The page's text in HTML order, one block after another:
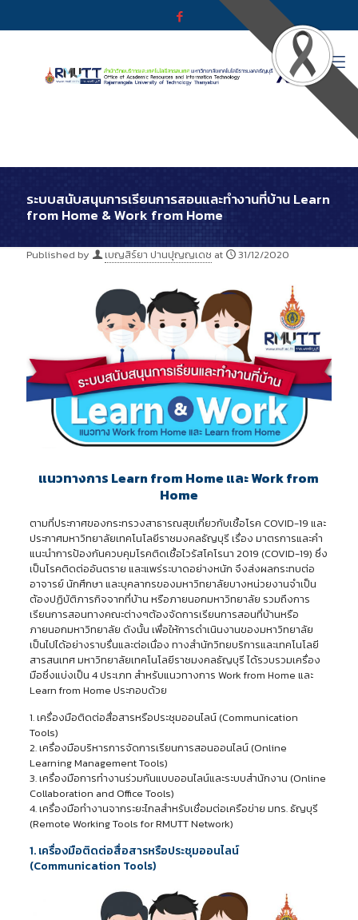
ระบบสนับสนุนการเรียนการสอนและทำงานที่บ้าน Learn
from Home & Work from Home
Published by เบญสิร์ยา ปานปุญญเดช at 31/12/2020
แนวทางการ Learn from Home และ Work from
Home
ตามที่ประกาศของกระทรวงสาธารณสุขเกี่ยวกับเชื้อโรค COVID-19 และ
ประกาศมหาวิทยาลัยเทคโนโลยีราชมงคลธัญบุรี เรื่อง มาตรการและคำ
แนะนำการป้องกันควบคุมโรคติดเชื้อไวรัสโคโรนา 2019 (COVID-19) ซึ่ง
เป็นโรคติดต่ออันตราย และแพร่ระบาดอย่างหนัก จึงส่งผลกระทบต่อ
อาจารย์ นักศึกษา และบุคลากรของมหาวิทยาลัยบางหน่วยงานจำเป็น
ต้องปฏิบัติภารกิจจากที่บ้าน หรือภายนอกมหาวิทยาลัย รวมถึงการ
เรียนการสอนทางคณะต่างๆต้องจัดการเรียนการสอนที่บ้านหรือ
ภายนอกมหาวิทยาลัย ดังนั้น เพื่อให้การดำเนินงานของมหาวิทยาลัย
เป็นไปได้อย่างราบรื่นและต่อเนื่อง ทางสำนักวิทยบริการและเทคโนโลยี
สารสนเทศ มหาวิทยาลัยเทคโนโลยีราชมงคลธัญบุรี ได้รวบรวมเครื่อง
มือซึ่งแบ่งเป็น 4 ประเภท สำหรับแนวทางการ Work from Home และ
Learn from Home ประกอบด้วย
1. เครื่องมือติดต่อสื่อสารหรือประชุมออนไลน์ (Communication
Tools)
2. เครื่องมือบริหารการจัดการเรียนการสอนออนไลน์ (Online
Learning Management Tools)
3. เครื่องมือการทำงานร่วมกันแบบออนไลน์และระบบสำนักงาน (Online
Collaboration and Office Tools)
4. เครื่องมือทำงานจากระยะไกลสำหรับเชื่อมต่อเครือข่าย มทร. ธัญบุรี
(Remote Working Tools for RMUTT Network)
1. เครื่องมือติดต่อสื่อสารหรือประชุมออนไลน์
(Communication Tools)